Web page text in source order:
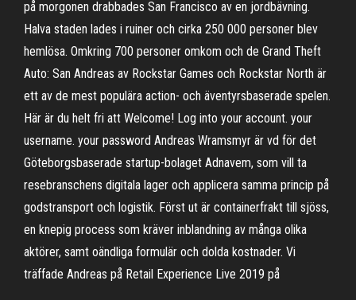
på morgonen drabbades San Francisco av en jordbävning.
Halva staden lades i ruiner och cirka 250 000 personer blev
hemlösa. Omkring 700 personer omkom och de Grand Theft
Auto: San Andreas av Rockstar Games och Rockstar North är
ett av de mest populära action- och äventyrsbaserade spelen.
Här är du helt fri att Welcome! Log into your account. your
username. your password Andreas Wramsmyr är vd för det
Göteborgsbaserade startup-bolaget Adnavem, som vill ta
resebranschens digitala lager och applicera samma princip på
godstransport och logistik. Först ut är containerfrakt till sjöss,
en knepig process som kräver inblandning av många olika
aktörer, samt oändliga formulär och dolda kostnader. Vi
träffade Andreas på Retail Experience Live 2019 på